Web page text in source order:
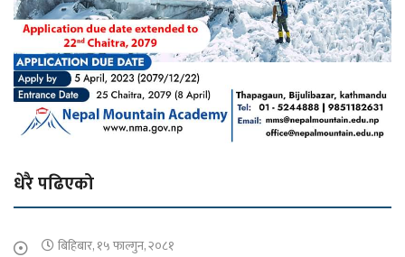
धेरै पढिएको
बिहिबार, १५ फाल्गुन, २०८१